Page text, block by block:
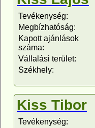
Tevékenység:
Megbízhatóság:
Kapott ajánlások
száma:
Vállalási terület:
Székhely:
Kiss Tibor
Tevékenység: